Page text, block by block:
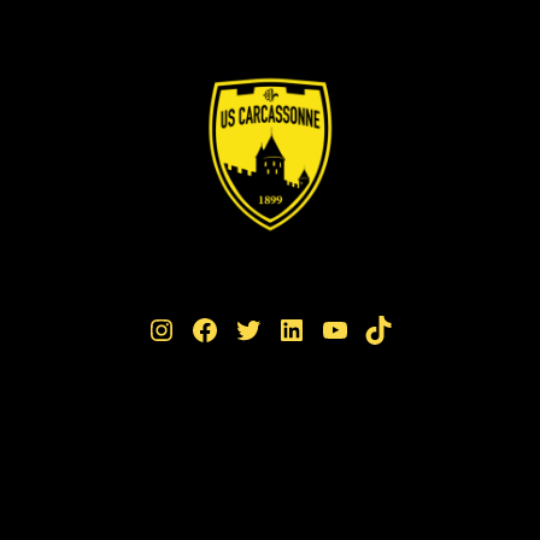
Instagram Facebook Twitter LinkedIn YouTube TikTok